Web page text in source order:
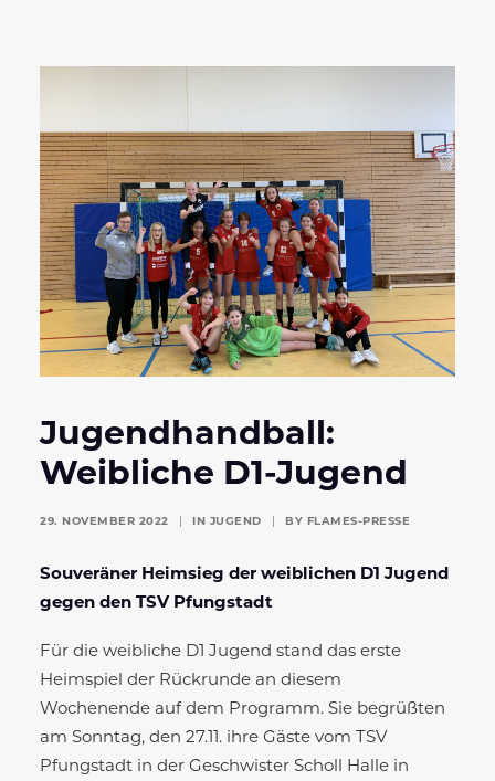
Jugendhandball:
Weibliche D1-Jugend
29. NOVEMBER 2022 IN JUGEND BY FLAMES-PRESSE
Souveräner Heimsieg der weiblichen D1 Jugend
gegen den TSV Pfungstadt
Für die weibliche D1 Jugend stand das erste
Heimspiel der Rückrunde an diesem
Wochenende auf dem Programm. Sie begrüßten
am Sonntag, den 27.11. ihre Gäste vom TSV
Pfungstadt in der Geschwister Scholl Halle in